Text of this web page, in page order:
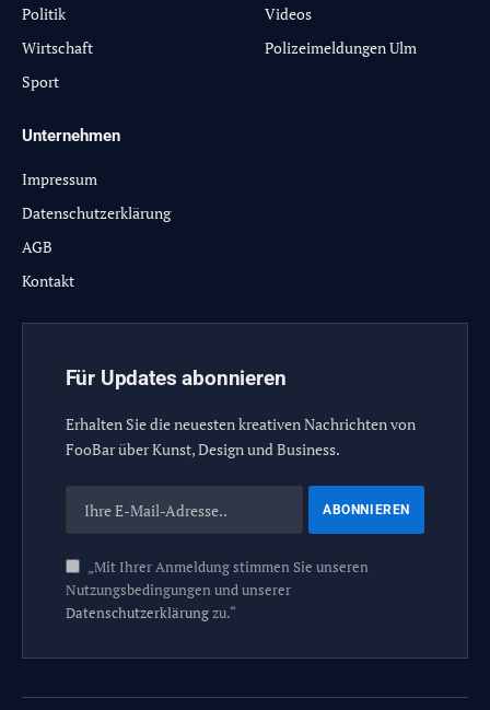
Politik
Wirtschaft
Sport
Videos
Polizeimeldungen Ulm
Unternehmen
Impressum
Datenschutzerklärung
AGB
Kontakt
Für Updates abonnieren
Erhalten Sie die neuesten kreativen Nachrichten von
FooBar über Kunst, Design und Business.
„Mit Ihrer Anmeldung stimmen Sie unseren
Nutzungsbedingungen und unserer
Datenschutzerklärungzu.“